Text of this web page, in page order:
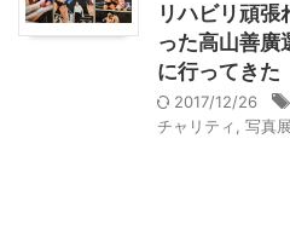
リハビリ頑張
った高山善廣
に行ってきた
2017/12/26
チャリティ
写真展